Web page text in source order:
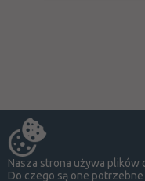
Nasza strona używa plików
Do czego są one